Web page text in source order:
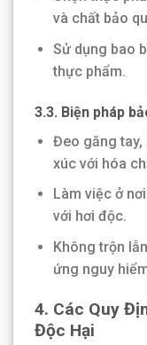
và chất bảo
Sử dụng bao
thực phẩm.
3.3. Biện pháp
Đeo găng tay,
xúc với hóa
Làm việc ở
với hơi độc.
Không trộn
ứng nguy
4. Các Quy
Độc Hại